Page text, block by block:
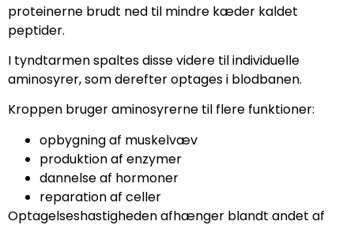
proteinerne brudt ned til mindre kæder kaldet
peptider.
I tyndtarmen spaltes disse videre til individuelle
aminosyrer, som derefter optages i blodbanen.
Kroppen bruger aminosyrerne til flere funktioner:
opbygning af muskelvæv
produktion af enzymer
dannelse af hormoner
reparation af celler
Optagelseshastigheden afhænger blandt andet af